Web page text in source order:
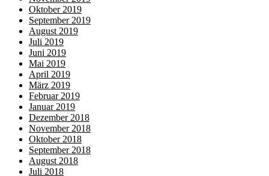
Oktober 2019
September 2019
August 2019
Juli 2019
Juni 2019
Mai 2019
April 2019
März 2019
Februar 2019
Januar 2019
Dezember 2018
November 2018
Oktober 2018
September 2018
August 2018
Juli 2018